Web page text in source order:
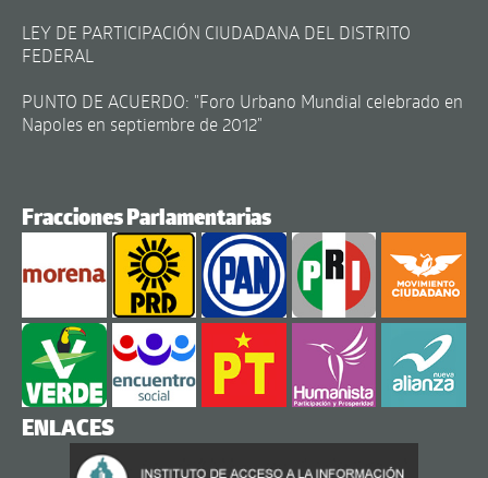
LEY DE PARTICIPACIÓN CIUDADANA DEL DISTRITO
FEDERAL
PUNTO DE ACUERDO: "Foro Urbano Mundial celebrado en
Napoles en septiembre de 2012"
Fracciones Parlamentarias
ENLACES